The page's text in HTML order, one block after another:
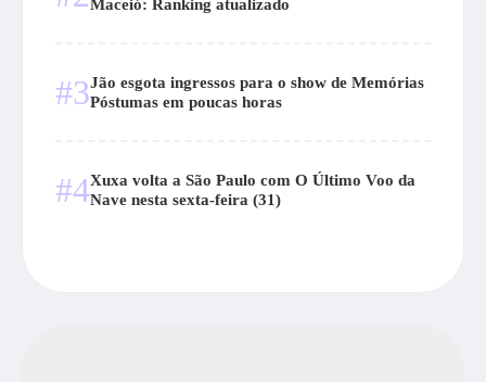
Maceió: Ranking atualizado
#3Jão esgota ingressos para o show de Memórias
Póstumas em poucas horas
#4Xuxa volta a São Paulo com O Último Voo da
Nave nesta sexta-feira (31)